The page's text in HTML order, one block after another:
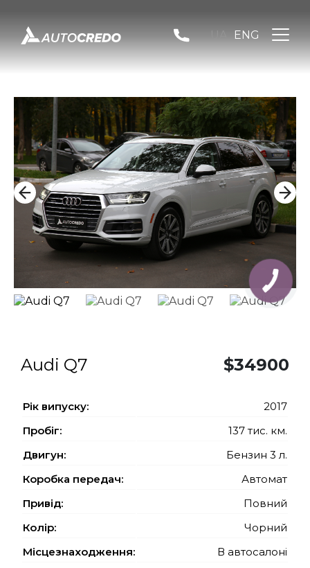
ENG
Audi Q7 $34900
Рiк випуску:
2017
Пробіг:
137 тис. км.
Двигун:
Бензин 3 л.
Коробка передач:
Автомат
Привід:
Повний
Колір:
Чорний
Місцезнаходження:
В автосалоні